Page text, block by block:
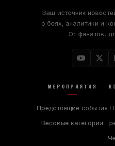
Ваш источник
о боях, аналитики и
От фанатов,
МЕРОПРИЯТИЯ
Предстоящие события
Весовые категории